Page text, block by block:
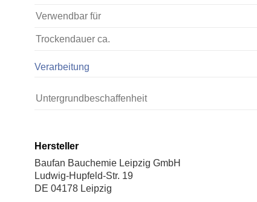
Verwendbar für
Trockendauer ca.
Verarbeitung
Untergrundbeschaffenheit
Hersteller
Baufan Bauchemie Leipzig GmbH
Ludwig-Hupfeld-Str. 19
DE 04178 Leipzig